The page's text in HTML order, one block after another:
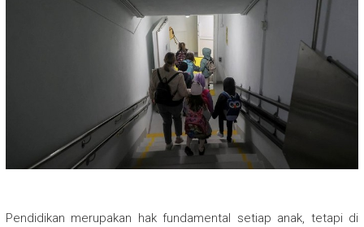
Pendidikan merupakan hak fundamental setiap anak, tetapi di